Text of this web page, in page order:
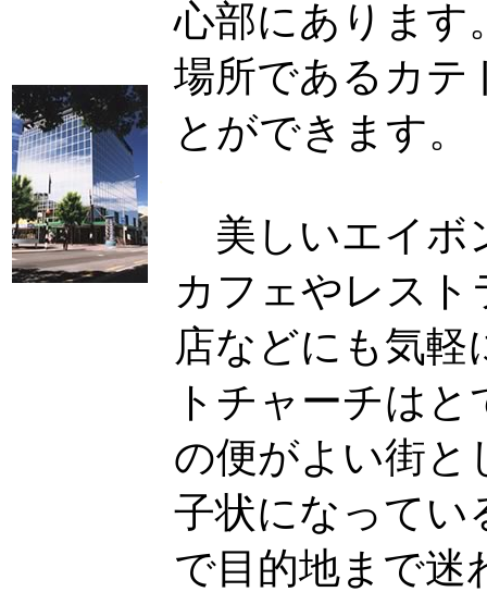
心部にあります
場所であるカテ
とができます。
美しいエイボ
カフェやレス
店などにも気
トチャーチは
の便がよい街と
子状になってい
で目的地まで迷